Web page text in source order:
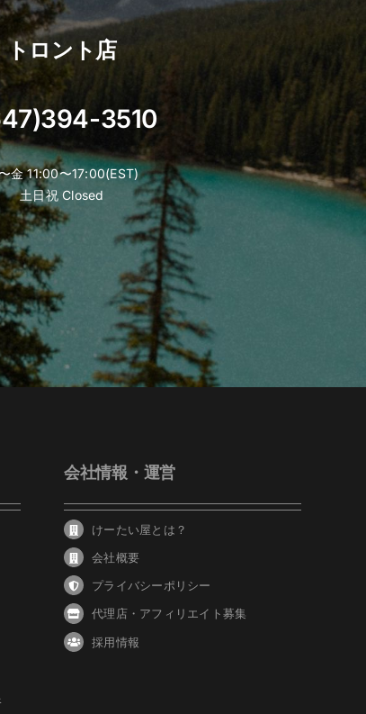
トロント店
3510
金 11:00〜17:00(EST)
土日祝 Closed
会社情報・運営
けーたい屋とは？
会社概要
プライバシーポリシー
代理店・アフィリエイト募集
採用情報